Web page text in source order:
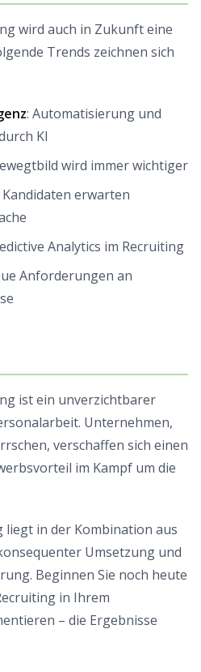
wird auch in Zukunft eine
Trends zeichnen sich
: Automatisierung und
KI
wird immer wichtiger
Kandidaten erwarten
Analytics im Recruiting
Anforderungen an
ist ein unverzichtbarer
Unternehmen,
verschaffen sich einen
im Kampf um die
liegt in der Kombination aus
Umsetzung und
Beginnen Sie noch heute
in Ihrem
– die Ergebnisse